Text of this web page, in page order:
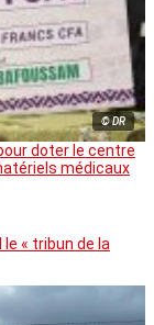
© DR
doter le centre
médicaux
le « tribun de la